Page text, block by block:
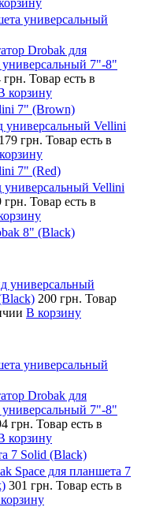
универсальный
Drobak для
7"-8"
грн. Товар есть в
корзину
7" (Brown)
универсальный Vellini
179 грн. Товар есть в
7" (Red)
универсальный Vellini
грн. Товар есть в
8" (Black)
универсальный
200 грн. Товар
В корзину
универсальный
Drobak для
7"-8"
грн. Товар есть в
корзину
7 Solid (Black)
Space для планшета 7
301 грн. Товар есть в